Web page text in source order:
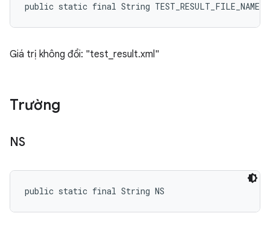
public static final String TEST_RESULT_FILE_NAME
Giá trị không đổi: "test_result.xml"
Trường
NS
public static final String NS